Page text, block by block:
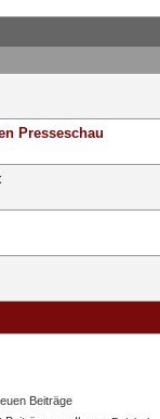
Presseschau
Beiträge